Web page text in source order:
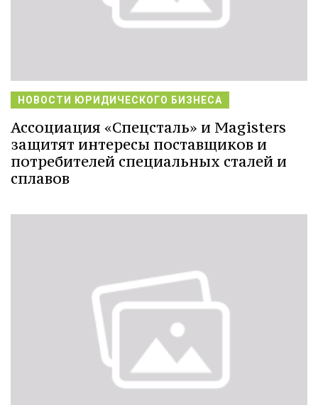
НОВОСТИ ЮРИДИЧЕСКОГО БИЗНЕСА
Ассоциация «Спецсталь» и Magisters
защитят интересы поставщиков и
потребителей специальных сталей и
сплавов